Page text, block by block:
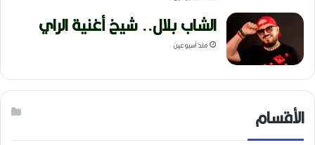
الشاب بلال.. شيخ أغنية الراي
منذ أسبوعين
الأقسام